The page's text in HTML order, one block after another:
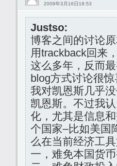
2009年3月16日18:53
Justso:
博客之间的讨论
用trackback回来
这么多年，反而
blog方式讨论很惊
我对凯恩斯几乎
凯恩斯。不过我
化，尤其是信息
个国家–比如美国
么在当前经济工
一，难免本国货